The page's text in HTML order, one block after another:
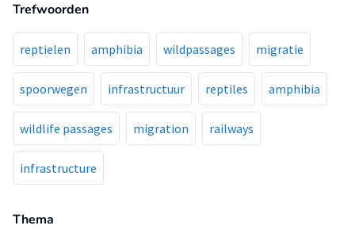
Trefwoorden
reptielen amphibia wildpassages migratie
spoorwegen infrastructuur reptiles amphibia
wildlife passages migration railways
infrastructure
Thema